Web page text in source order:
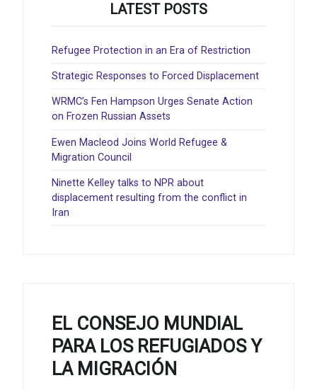
LATEST POSTS
Refugee Protection in an Era of Restriction
Strategic Responses to Forced Displacement
WRMC’s Fen Hampson Urges Senate Action
on Frozen Russian Assets
Ewen Macleod Joins World Refugee &
Migration Council
Ninette Kelley talks to NPR about
displacement resulting from the conflict in
Iran
EL CONSEJO MUNDIAL
PARA LOS REFUGIADOS Y
LA MIGRACIÓN